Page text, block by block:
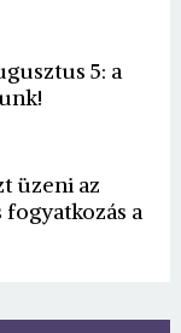
5: a
üzeni az
a